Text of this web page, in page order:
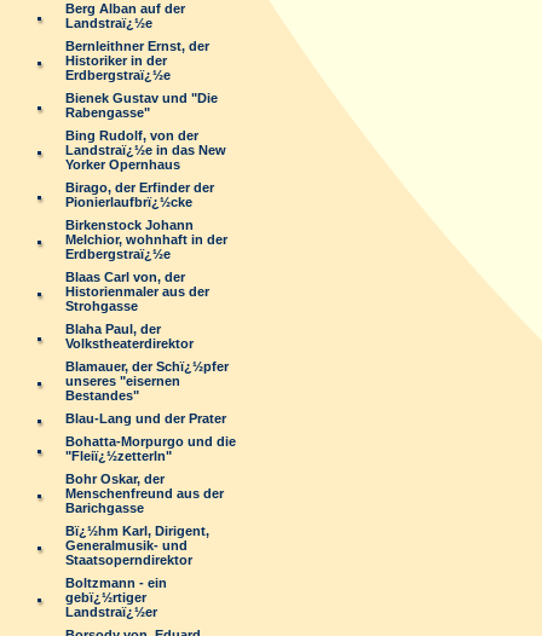
Berg Alban auf der
Landstraï¿½e
Bernleithner Ernst, der
Historiker in der
Erdbergstraï¿½e
Bienek Gustav und "Die
Rabengasse"
Bing Rudolf, von der
Landstraï¿½e in das New
Yorker Opernhaus
Birago, der Erfinder der
Pionierlaufbrï¿½cke
Birkenstock Johann
Melchior, wohnhaft in der
Erdbergstraï¿½e
Blaas Carl von, der
Historienmaler aus der
Strohgasse
Blaha Paul, der
Volkstheaterdirektor
Blamauer, der Schï¿½pfer
unseres "eisernen
Bestandes"
Blau-Lang und der Prater
Bohatta-Morpurgo und die
"Fleiï¿½zetterln"
Bohr Oskar, der
Menschenfreund aus der
Barichgasse
Bï¿½hm Karl, Dirigent,
Generalmusik- und
Staatsoperndirektor
Boltzmann - ein
gebï¿½rtiger
Landstraï¿½er